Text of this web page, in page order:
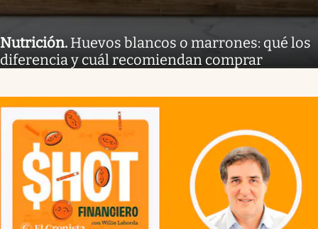
Nutrición. Huevos blancos o marrones: qué los
diferencia y cuál recomiendan comprar